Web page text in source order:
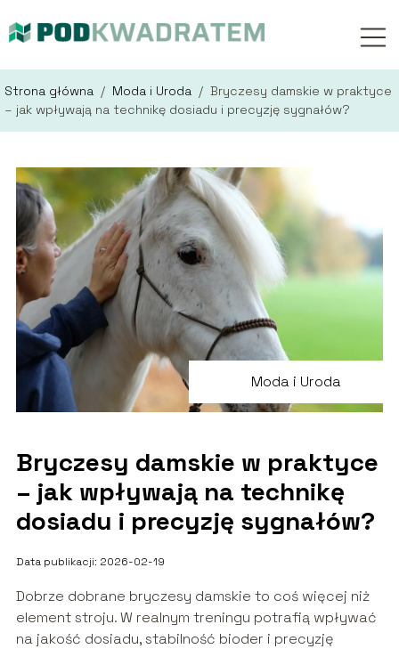
Strona główna / Moda i Uroda / Bryczesy damskie w praktyce
– jak wpływają na technikę dosiadu i precyzję sygnałów?
Moda i Uroda
Bryczesy damskie w praktyce
– jak wpływają na technikę
dosiadu i precyzję sygnałów?
Data publikacji: 2026-02-19
Dobrze dobrane bryczesy damskie to coś więcej niż
element stroju. W realnym treningu potrafią wpływać
na jakość dosiadu, stabilność bioder i precyzję